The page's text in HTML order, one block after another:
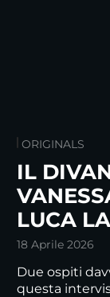
ORIGINALS
IL
LUCA
18 Aprile 2026
Due ospiti
questa